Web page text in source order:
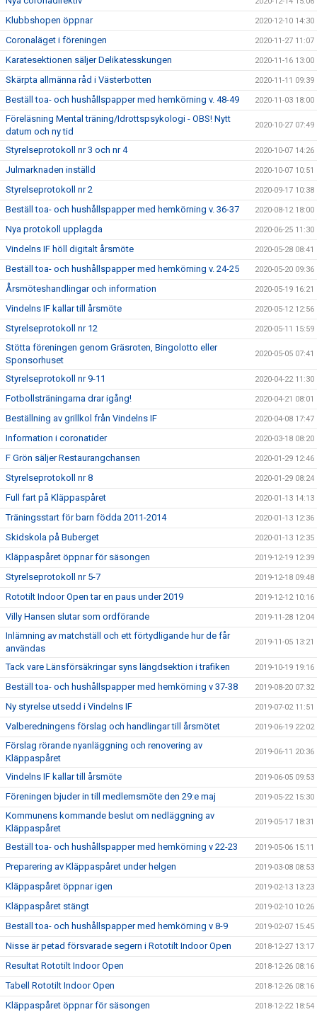
Klubbshopen öppnar 2020-12-10 14:30
Coronaläget i föreningen 2020-11-27 11:07
Karatesektionen säljer Delikatesskungen 2020-11-16 13:00
Skärpta allmänna råd i Västerbotten 2020-11-11 09:39
Beställ toa- och hushållspapper med hemkörning v. 48-49 2020-11-03 18:00
Föreläsning Mental träning/Idrottspsykologi - OBS! Nytt
datum och ny tid
2020-10-27 07:49
Styrelseprotokoll nr 3 och nr 4 2020-10-07 14:26
Julmarknaden inställd 2020-10-07 10:51
Styrelseprotokoll nr 2 2020-09-17 10:38
Beställ toa- och hushållspapper med hemkörning v. 36-37 2020-08-12 18:00
Nya protokoll upplagda 2020-06-25 11:30
Vindelns IF höll digitalt årsmöte 2020-05-28 08:41
Beställ toa- och hushållspapper med hemkörning v. 24-25 2020-05-20 09:36
Årsmöteshandlingar och information 2020-05-19 16:21
Vindelns IF kallar till årsmöte 2020-05-12 12:56
Styrelseprotokoll nr 12 2020-05-11 15:59
Stötta föreningen genom Gräsroten, Bingolotto eller
Sponsorhuset
2020-05-05 07:41
Styrelseprotokoll nr 9-11 2020-04-22 11:30
Fotbollsträningarna drar igång! 2020-04-21 08:01
Beställning av grillkol från Vindelns IF 2020-04-08 17:47
Information i coronatider 2020-03-18 08:20
F Grön säljer Restaurangchansen 2020-01-29 12:46
Styrelseprotokoll nr 8 2020-01-29 08:24
Full fart på Kläppaspåret 2020-01-13 14:13
Träningsstart för barn födda 2011-2014 2020-01-13 12:36
Skidskola på Buberget 2020-01-13 12:35
Kläppaspåret öppnar för säsongen 2019-12-19 12:39
Styrelseprotokoll nr 5-7 2019-12-18 09:48
Rototilt Indoor Open tar en paus under 2019 2019-12-12 10:16
Villy Hansen slutar som ordförande 2019-11-28 12:04
Inlämning av matchställ och ett förtydligande hur de får
användas
2019-11-05 13:21
Tack vare Länsförsäkringar syns längdsektion i trafiken 2019-10-19 19:16
Beställ toa- och hushållspapper med hemkörning v 37-38 2019-08-20 07:32
Ny styrelse utsedd i Vindelns IF 2019-07-02 11:51
Valberedningens förslag och handlingar till årsmötet 2019-06-19 22:02
Förslag rörande nyanläggning och renovering av
Kläppaspåret
2019-06-11 20:36
Vindelns IF kallar till årsmöte 2019-06-05 09:53
Föreningen bjuder in till medlemsmöte den 29:e maj 2019-05-22 15:30
Kommunens kommande beslut om nedläggning av
Kläppaspåret
2019-05-17 18:31
Beställ toa- och hushållspapper med hemkörning v 22-23 2019-05-06 15:11
Preparering av Kläppaspåret under helgen 2019-03-08 08:53
Kläppaspåret öppnar igen 2019-02-13 13:23
Kläppaspåret stängt 2019-02-10 10:26
Beställ toa- och hushållspapper med hemkörning v 8-9 2019-02-07 15:45
Nisse är petad försvarade segern i Rototilt Indoor Open 2018-12-27 13:17
Resultat Rototilt Indoor Open 2018-12-26 08:16
Tabell Rototilt Indoor Open 2018-12-26 08:16
Kläppaspåret öppnar för säsongen 2018-12-22 18:54